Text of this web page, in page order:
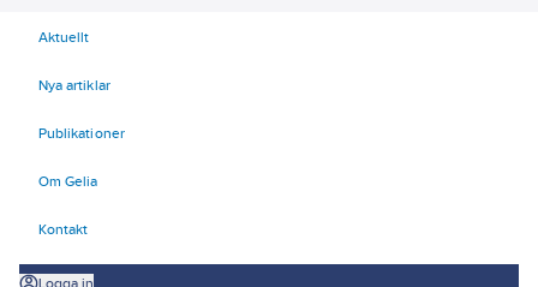
Aktuellt
Nya artiklar
Publikationer
Om Gelia
Kontakt
Logga in